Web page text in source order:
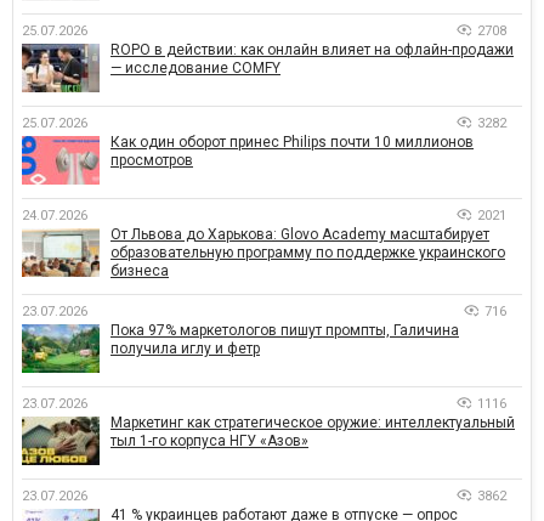
25.07.2026 2708
ROPO в действии: как онлайн влияет на офлайн-продажи
— исследование COMFY
25.07.2026 3282
Как один оборот принес Philips почти 10 миллионов
просмотров
24.07.2026 2021
От Львова до Харькова: Glovo Academy масштабирует
образовательную программу по поддержке украинского
бизнеса
23.07.2026 716
Пока 97% маркетологов пишут промпты, Галичина
получила иглу и фетр
23.07.2026 1116
Маркетинг как стратегическое оружие: интеллектуальный
тыл 1-го корпуса НГУ «Азов»
23.07.2026 3862
41 % украинцев работают даже в отпуске — опрос